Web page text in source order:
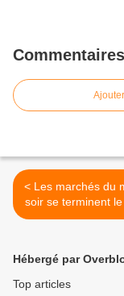
Commentaires
< Les marchés du mercredi
soir se terminent le
sur une bonne
Hébergé par
Top articles